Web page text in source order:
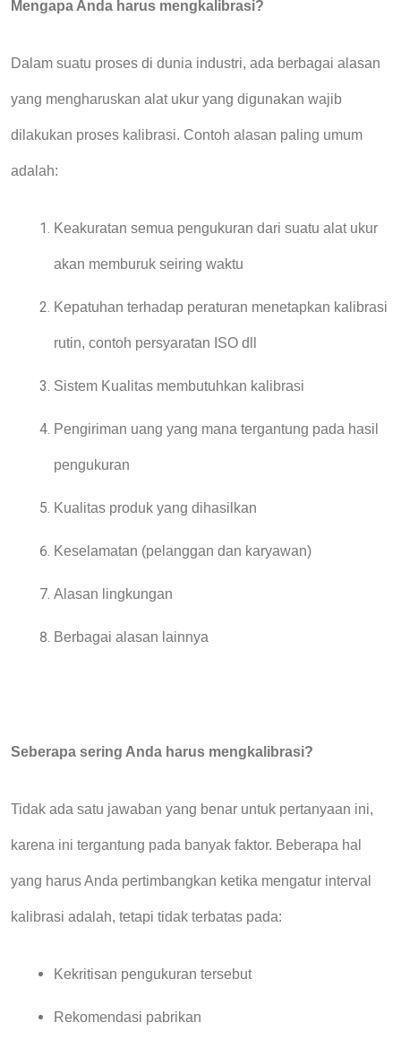
Mengapa Anda harus mengkalibrasi?
Dalam suatu proses di dunia industri, ada berbagai alasan
yang mengharuskan alat ukur yang digunakan wajib
dilakukan proses kalibrasi. Contoh alasan paling umum
adalah:
Keakuratan semua pengukuran dari suatu alat ukur
akan memburuk seiring waktu
Kepatuhan terhadap peraturan menetapkan kalibrasi
rutin, contoh persyaratan ISO dll
Sistem Kualitas membutuhkan kalibrasi
Pengiriman uang yang mana tergantung pada hasil
pengukuran
Kualitas produk yang dihasilkan
Keselamatan (pelanggan dan karyawan)
Alasan lingkungan
Berbagai alasan lainnya
Seberapa sering Anda harus mengkalibrasi?
Tidak ada satu jawaban yang benar untuk pertanyaan ini,
karena ini tergantung pada banyak faktor. Beberapa hal
yang harus Anda pertimbangkan ketika mengatur interval
kalibrasi adalah, tetapi tidak terbatas pada:
Kekritisan pengukuran tersebut
Rekomendasi pabrikan